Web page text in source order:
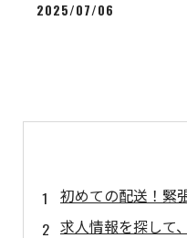
2025/07/06
初めての配送！緊
求人情報を探して